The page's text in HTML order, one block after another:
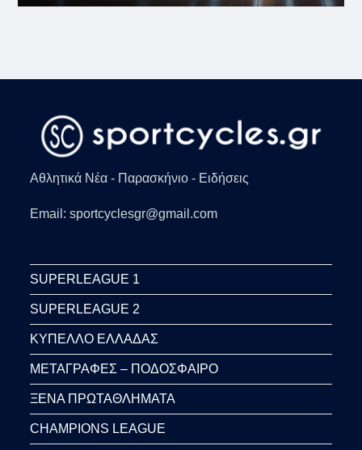
Αθλητικά Νέα - Παρασκήνιο - Ειδήσεις
Email: sportcyclesgr@gmail.com
SUPERLEAGUE 1
SUPERLEAGUE 2
ΚΥΠΕΛΛΟ ΕΛΛΑΔΑΣ
ΜΕΤΑΓΡΑΦΕΣ – ΠΟΔΟΣΦΑΙΡΟ
ΞΕΝΑ ΠΡΩΤΑΘΛΗΜΑΤΑ
CHAMPIONS LEAGUE